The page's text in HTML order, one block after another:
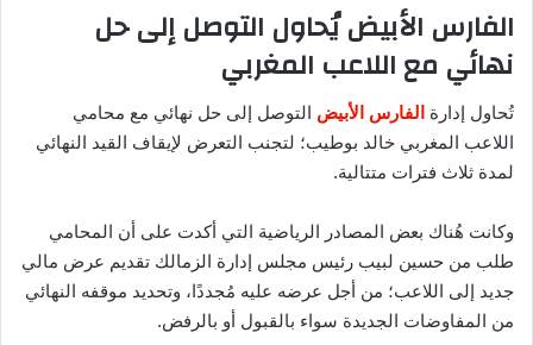
الفارس الأبيض يُحاول التوصل إلى حل
نهائي مع اللاعب المغربي
تُحاول إدارة الفارس الأبيض التوصل إلى حل نهائي مع محامي
اللاعب المغربي خالد بوطيب؛ لتجنب التعرض لإيقاف القيد النهائي
لمدة ثلاث فترات متتالية.
وكانت هُناك بعض المصادر الرياضية التي أكدت على أن المحامي
طلب من حسين لبيب رئيس مجلس إدارة الزمالك تقديم عرض مالي
جديد إلى اللاعب؛ من أجل عرضه عليه مُجددًا، وتحديد موقفه النهائي
من المفاوضات الجديدة سواء بالقبول أو بالرفض.